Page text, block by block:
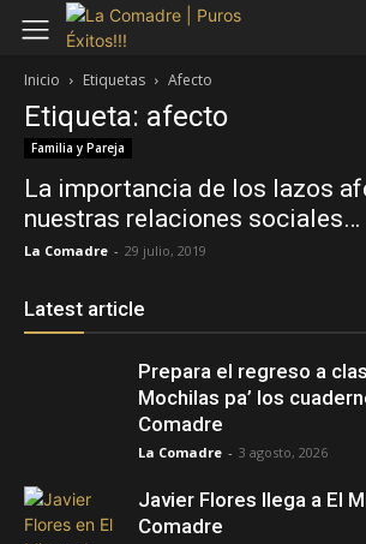
Inicio Etiquetas Afecto
Etiqueta: afecto
Familia y Pareja
La importancia de los lazos
nuestras relaciones sociales…
La Comadre - 29 julio, 2019
Latest article
Prepara el regreso a
Mochilas pa’ los
Comadre
La Comadre - 3 agosto, 2026
Javier Flores llega a El
Comadre